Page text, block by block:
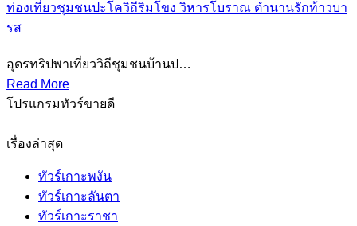
ท่องเที่ยวชุมชนปะโควิถีริมโขง วิหารโบราณ ตำนานรักท้าวบา
รส
อุดรทริปพาเที่ยววิถีชุมชนบ้านป…
Read More
โปรแกรมทัวร์ขายดี
เรื่องล่าสุด
ทัวร์เกาะพงัน
ทัวร์เกาะลันตา
ทัวร์เกาะราชา